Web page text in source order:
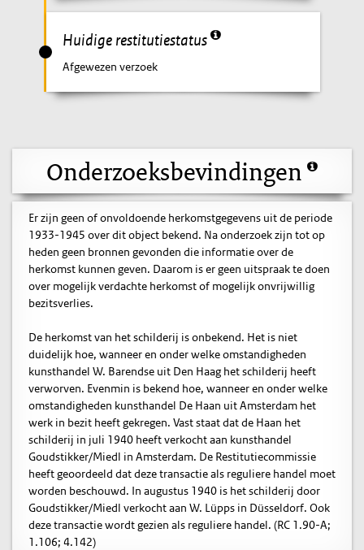
Huidige restitutiestatus
Afgewezen verzoek
Onderzoeksbevindingen
Er zijn geen of onvoldoende herkomstgegevens uit de periode
1933-1945 over dit object bekend. Na onderzoek zijn tot op
heden geen bronnen gevonden die informatie over de
herkomst kunnen geven. Daarom is er geen uitspraak te doen
over mogelijk verdachte herkomst of mogelijk onvrijwillig
bezitsverlies.
De herkomst van het schilderij is onbekend. Het is niet
duidelijk hoe, wanneer en onder welke omstandigheden
kunsthandel W. Barendse uit Den Haag het schilderij heeft
verworven. Evenmin is bekend hoe, wanneer en onder welke
omstandigheden kunsthandel De Haan uit Amsterdam het
werk in bezit heeft gekregen. Vast staat dat de Haan het
schilderij in juli 1940 heeft verkocht aan kunsthandel
Goudstikker/Miedl in Amsterdam. De Restitutiecommissie
heeft geoordeeld dat deze transactie als reguliere handel moet
worden beschouwd. In augustus 1940 is het schilderij door
Goudstikker/Miedl verkocht aan W. Lüpps in Düsseldorf. Ook
deze transactie wordt gezien als reguliere handel. (RC 1.90-A;
1.106; 4.142)